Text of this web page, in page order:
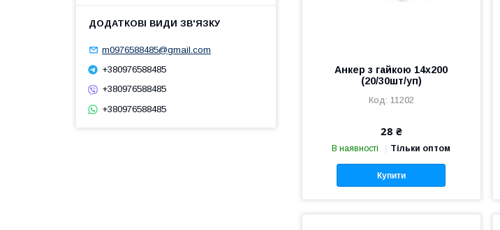
Анкер з гайкою 14х200
(20/30шт/уп)
11202
28 ₴
В наявності Тільки оптом
Купити
m0976588485@gmail.com
+380976588485
+380976588485
+380976588485